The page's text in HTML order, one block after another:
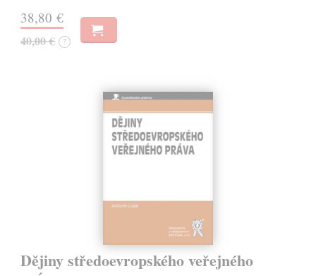
38,80 €
40,00 € ?
Dějiny středoevropského veřejného